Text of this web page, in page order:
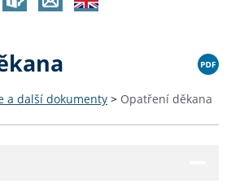
a další dokumenty > Opatření děkana